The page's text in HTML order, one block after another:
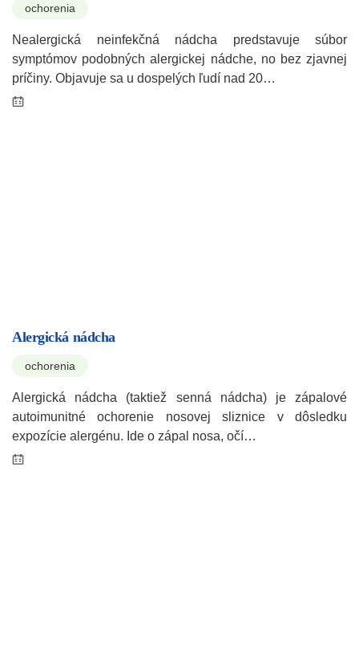
ochorenia
Nealergická neinfekčná nádcha predstavuje súbor
symptómov podobných alergickej nádche, no bez zjavnej
príčiny. Objavuje sa u dospelých ľudí nad 20…
Alergická nádcha
ochorenia
Alergická nádcha (taktiež senná nádcha) je zápalové
autoimunitné ochorenie nosovej sliznice v dôsledku
expozície alergénu. Ide o zápal nosa, očí…